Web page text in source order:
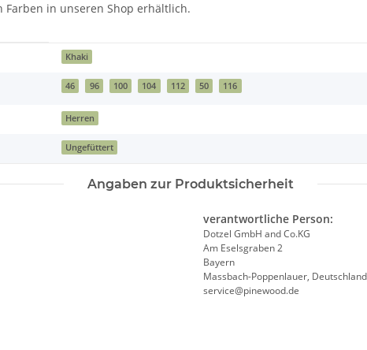
Farben in unseren Shop erhältlich.
Khaki
46 96 100 104 112 50 116
Herren
Ungefüttert
Angaben zur Produktsicherheit
verantwortliche Person:
Dotzel GmbH and Co.KG
Am Eselsgraben 2
Bayern
Massbach-Poppenlauer,
service@pinewood.de